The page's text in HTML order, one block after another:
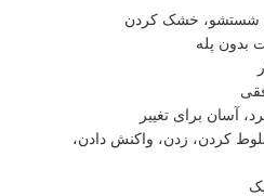
شستشو، خشک کردن
بدون پله
آسان برای تغییر
کردن، زدن، واکنش دادن،